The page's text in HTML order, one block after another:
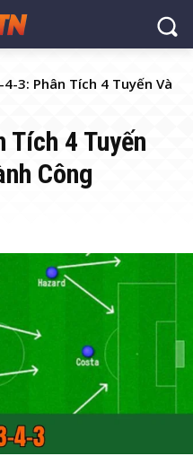
3: Phân Tích 4 Tuyến Và
4 Tuyến
Công